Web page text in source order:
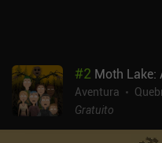
#2 Moth Lake:
Aventura
Gratuito